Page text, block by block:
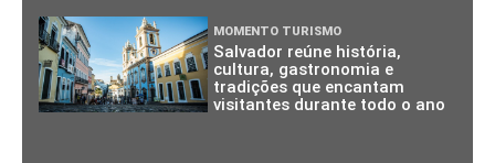
MOMENTO TURISMO
Salvador reúne história,
cultura, gastronomia e
tradições que encantam
visitantes durante todo o ano